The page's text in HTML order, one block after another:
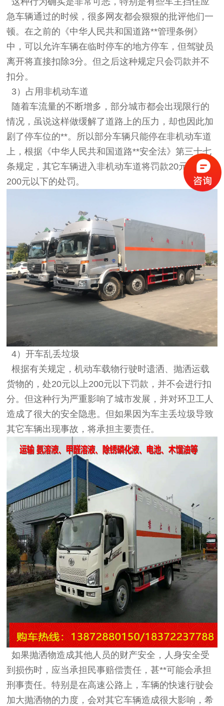
急车辆通过的时候，很多网友都会狠狠的批评他们一
顿。在之前的《中华人民共和国道路**管理条例》
中，可以允许车辆在临时停车的地方停车，但驾驶员
离开将直接扣除3分。但之后这种规定只会罚款并不
扣分。
3）占用非机动车道
随着车流量的不断增多，部分城市都会出现限行的
情况，虽说这样做缓解了道路上的压力，却也因此加
剧了停车位的**。所以部分车辆只能停在非机动车道
上，根据《中华人民共和国道路**安全法》第三十七
条规定，其它车辆进入非机动车道将罚款20元以上
200元以下的处罚。
4）开车乱丢垃圾
根据有关规定，机动车载物行驶时遗洒、抛洒运载
货物的，处20元以上200元以下罚款，并不会进行扣
分。但这种行为严重影响了城市发展，并对环卫工人
造成了很大的安全隐患。但如果因为车主丢垃圾导致
其它车辆出现事故，将承担主要责任。
如果抛洒物造成其他人员的财产安全，人身安全受
到损伤时，应当承担民事赔偿责任，甚**可能会承担
刑事责任。特别是在高速公路上，车辆的快速行驶会
加大抛洒物的力度，会对其它车辆造成很大影响，希